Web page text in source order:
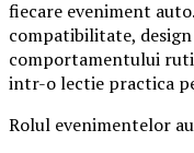
fiecare eveniment
compatibilitate,
comportamentului
intr-o lectie practica
Rolul evenimentelor